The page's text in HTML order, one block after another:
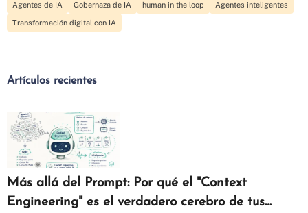
Agentes de IA Gobernaza de IA human in the loop Agentes inteligentes
Transformación digital con IA
Artículos recientes
Más allá del Prompt: Por qué el "Context
Engineering" es el verdadero cerebro de tus